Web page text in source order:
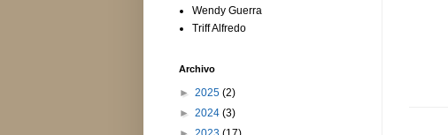
Wendy Guerra
Triff Alfredo
Archivo
► 2025 (2)
► 2024 (3)